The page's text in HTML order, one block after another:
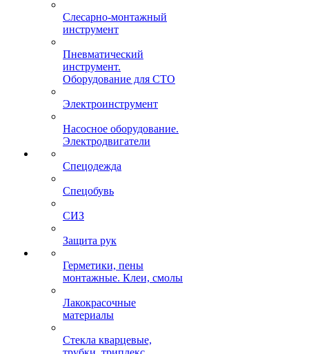
Слесарно-монтажный
инструмент
Пневматический
инструмент.
Оборудование для СТО
Электроинструмент
Насосное оборудование.
Электродвигатели
Спецодежда
Спецобувь
СИЗ
Защита рук
Герметики, пены
монтажные. Клеи, смолы
Лакокрасочные
материалы
Стекла кварцевые,